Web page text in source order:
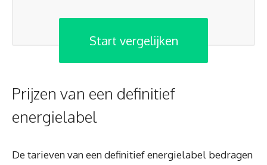
Start vergelijken
Prijzen van een definitief
energielabel
De tarieven van een definitief energielabel bedragen